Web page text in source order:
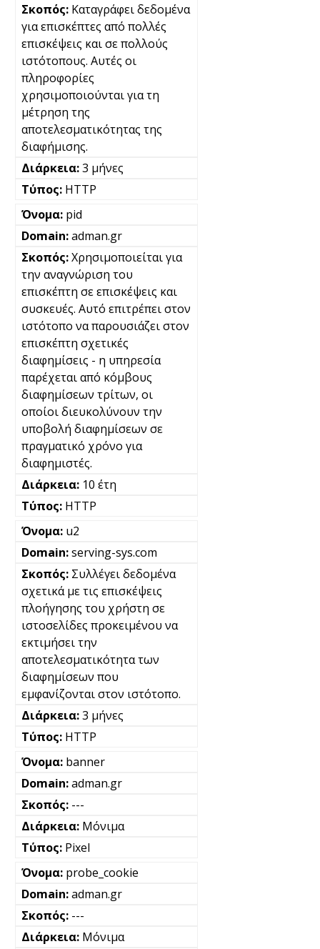
Καταγράφει δεδομένα
για επισκέπτες από πολλές
επισκέψεις και σε πολλούς
ιστότοπους. Αυτές οι
πληροφορίες
χρησιμοποιούνται για τη
μέτρηση της
αποτελεσματικότητας της
διαφήμισης.
3 μήνες
HTTP
pid
adman.gr
Χρησιμοποιείται για
την αναγνώριση του
επισκέπτη σε επισκέψεις και
συσκευές. Αυτό επιτρέπει στον
ιστότοπο να παρουσιάζει στον
επισκέπτη σχετικές
διαφημίσεις - η υπηρεσία
παρέχεται από κόμβους
διαφημίσεων τρίτων, οι
οποίοι διευκολύνουν την
υποβολή διαφημίσεων σε
πραγματικό χρόνο για
διαφημιστές.
10 έτη
HTTP
u2
serving-sys.com
Συλλέγει δεδομένα
σχετικά με τις επισκέψεις
πλοήγησης του χρήστη σε
ιστοσελίδες προκειμένου να
εκτιμήσει την
αποτελεσματικότητα των
διαφημίσεων που
εμφανίζονται στον ιστότοπο.
3 μήνες
HTTP
banner
adman.gr
---
Μόνιμα
Pixel
probe_cookie
adman.gr
---
Μόνιμα